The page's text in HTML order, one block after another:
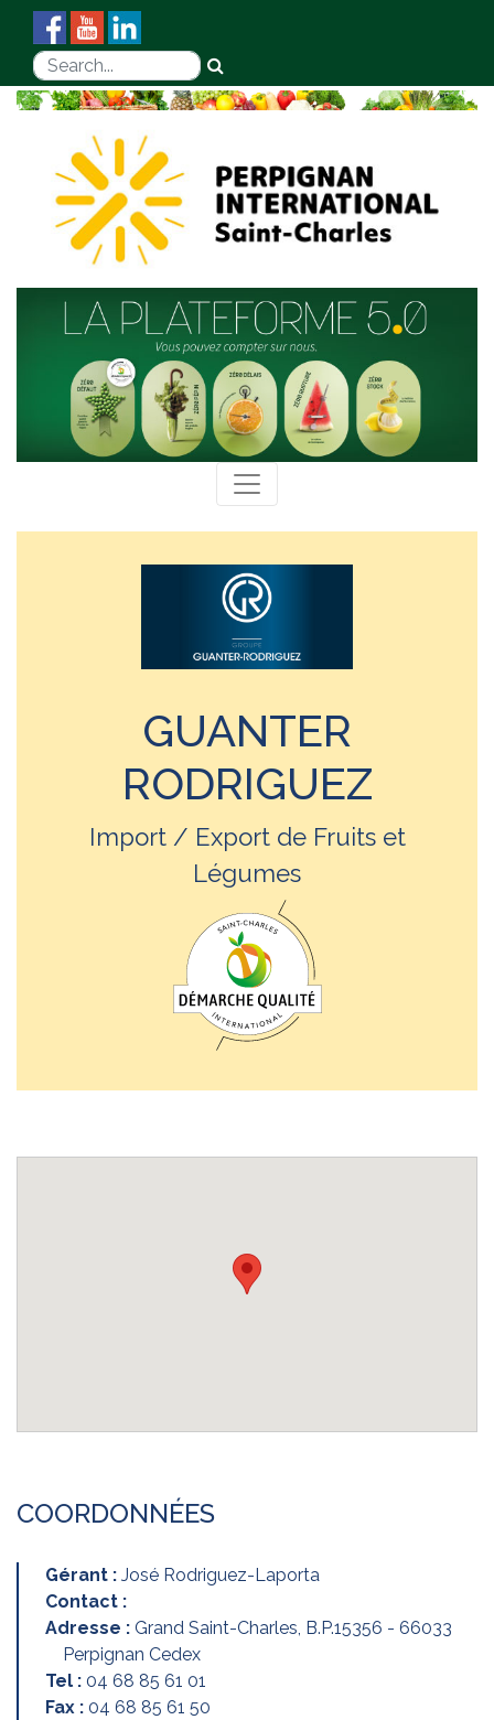
GUANTER
RODRIGUEZ
Import / Export de Fruits et
Légumes
COORDONNÉES
Gérant : José Rodriguez-Laporta
Contact :
Adresse : Grand Saint-Charles, B.P.15356 - 66033
Perpignan Cedex
Tel : 04 68 85 61 01
Fax : 04 68 85 61 50